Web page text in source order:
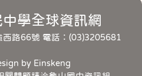
學全球資訊網
路66號 電話：(03)3205681
by Einskeng